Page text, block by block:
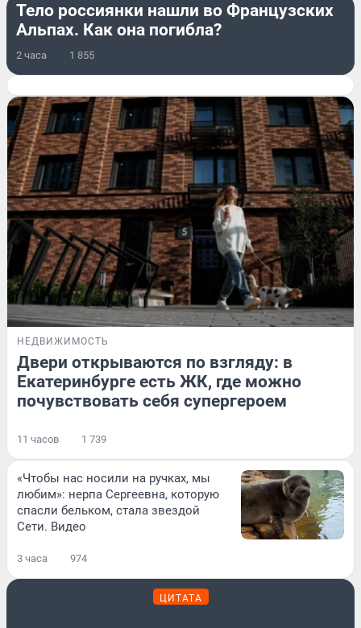
Тело россиянки нашли во Французских
Альпах. Как она погибла?
2 часа 1 855
НЕДВИЖИМОСТЬ
Двери открываются по взгляду: в
Екатеринбурге есть ЖК, где можно
почувствовать себя супергероем
11 часов 1 739
«Чтобы нас носили на ручках, мы
любим»: нерпа Сергеевна, которую
спасли бельком, стала звездой
Сети. Видео
3 часа 974
ЦИТАТА